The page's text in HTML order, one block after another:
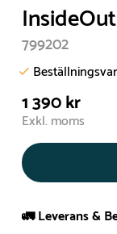
799202
1 390 kr
Exkl. moms
🚛 Leverans &